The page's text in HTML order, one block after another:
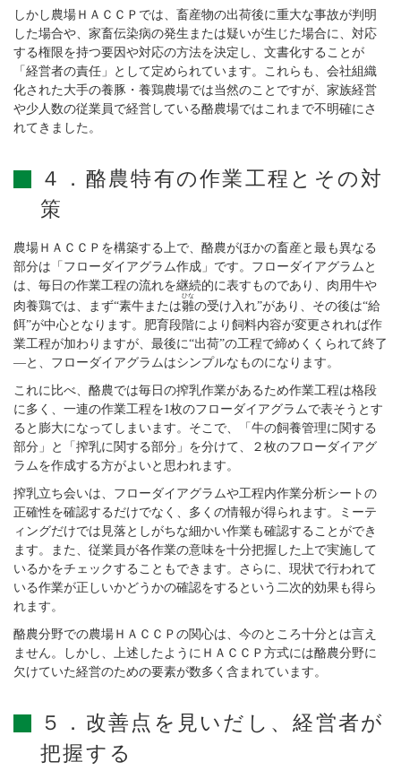
しかし農場ＨＡＣＣＰでは、畜産物の出荷後に重大な事故が判明
した場合や、家畜伝染病の発生または疑いが生じた場合に、対応
する権限を持つ要因や対応の方法を決定し、文書化することが
「経営者の責任」として定められています。これらも、会社組織
化された大手の養豚・養鶏農場では当然のことですが、家族経営
や少人数の従業員で経営している酪農場ではこれまで不明確にさ
れてきました。
４．酪農特有の作業工程とその対
策
農場ＨＡＣＣＰを構築する上で、酪農がほかの畜産と最も異なる
部分は「フローダイアグラム作成」です。フローダイアグラムと
は、毎日の作業工程の流れを継続的に表すものであり、肉用牛や
肉養鶏では、まず“素牛または雛
ひな
の受け入れ”があり、その後は“給
餌”が中心となります。肥育段階により飼料内容が変更されれば作
業工程が加わりますが、最後に“出荷”の工程で締めくくられて終了
―と、フローダイアグラムはシンプルなものになります。
これに比べ、酪農では毎日の搾乳作業があるため作業工程は格段
に多く、一連の作業工程を1枚のフローダイアグラムで表そうとす
ると膨大になってしまいます。そこで、「牛の飼養管理に関する
部分」と「搾乳に関する部分」を分けて、２枚のフローダイアグ
ラムを作成する方がよいと思われます。
搾乳立ち会いは、フローダイアグラムや工程内作業分析シートの
正確性を確認するだけでなく、多くの情報が得られます。ミーテ
ィングだけでは見落としがちな細かい作業も確認することができ
ます。また、従業員が各作業の意味を十分把握した上で実施して
いるかをチェックすることもできます。さらに、現状で行われて
いる作業が正しいかどうかの確認をするという二次的効果も得ら
れます。
酪農分野での農場ＨＡＣＣＰの関心は、今のところ十分とは言え
ません。しかし、上述したようにＨＡＣＣＰ方式には酪農分野に
欠けていた経営のための要素が数多く含まれています。
５．改善点を見いだし、経営者が
把握する